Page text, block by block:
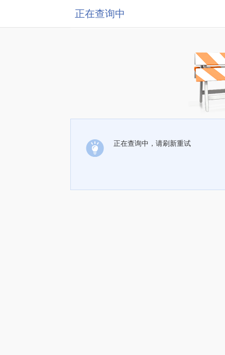
正在查询中
正在查询中，请刷新重试